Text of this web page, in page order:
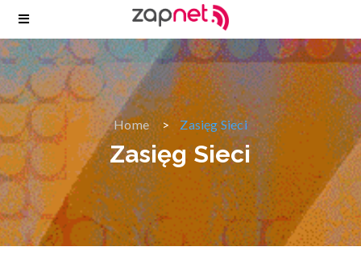
Home Zasięg Sieci
Zasięg Sieci